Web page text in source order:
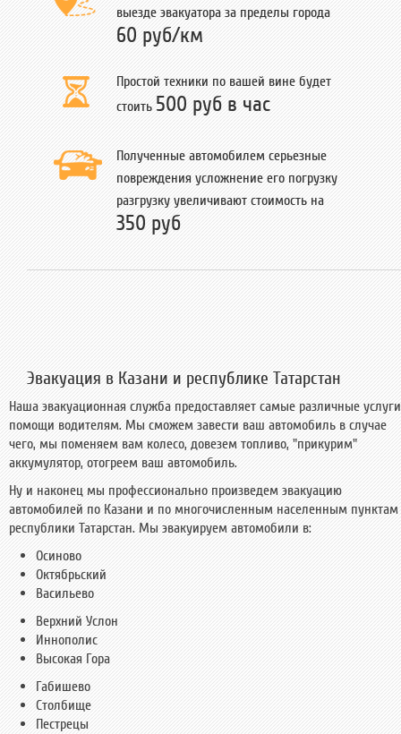
выезде эвакуатора за пределы города
60 руб/км
Простой техники по вашей вине будет
стоить 500 руб в час
Полученные автомобилем серьезные
повреждения усложнение его погрузку
разгрузку увеличивают стоимость на
350 руб
Эвакуация в Казани и республике Татарстан
Наша эвакуационная служба предоставляет самые различные услуги
помощи водителям. Мы сможем завести ваш автомобиль в случае
чего, мы поменяем вам колесо, довезем топливо, "прикурим"
аккумулятор, отогреем ваш автомобиль.
Ну и наконец мы профессионально произведем эвакуацию
автомобилей по Казани и по многочисленным населенным пунктам
республики Татарстан. Мы эвакуируем автомобили в:
Осиново
Октябрьский
Васильево
Верхний Услон
Иннополис
Высокая Гора
Габишево
Столбище
Пестрецы